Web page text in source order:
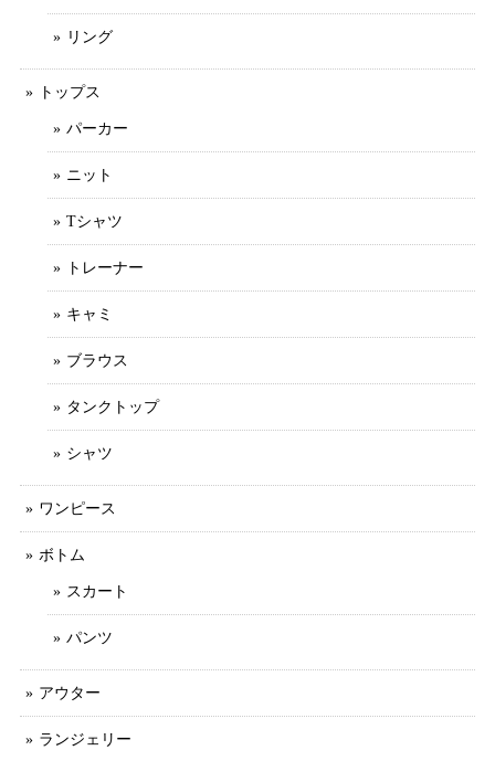
リング
トップス
パーカー
ニット
Tシャツ
トレーナー
キャミ
ブラウス
タンクトップ
シャツ
ワンピース
ボトム
スカート
パンツ
アウター
ランジェリー